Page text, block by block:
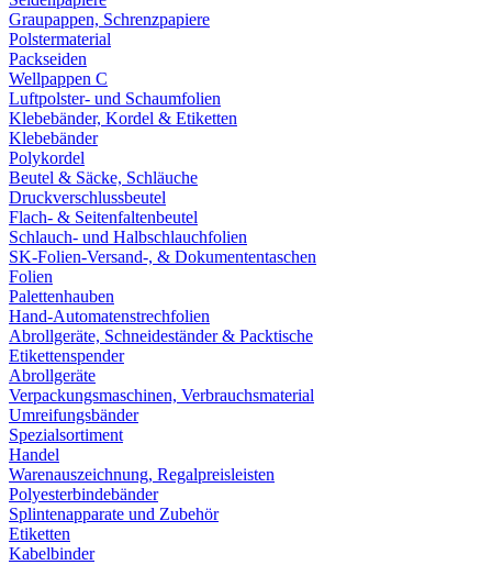
Graupappen, Schrenzpapiere
Polstermaterial
Packseiden
Wellpappen C
Luftpolster- und Schaumfolien
Klebebänder, Kordel & Etiketten
Klebebänder
Polykordel
Beutel & Säcke, Schläuche
Druckverschlussbeutel
Flach- & Seitenfaltenbeutel
Schlauch- und Halbschlauchfolien
SK-Folien-Versand-, & Dokumententaschen
Folien
Palettenhauben
Hand-Automatenstrechfolien
Abrollgeräte, Schneideständer & Packtische
Etikettenspender
Abrollgeräte
Verpackungsmaschinen, Verbrauchsmaterial
Umreifungsbänder
Spezialsortiment
Handel
Warenauszeichnung, Regalpreisleisten
Polyesterbindebänder
Splintenapparate und Zubehör
Etiketten
Kabelbinder